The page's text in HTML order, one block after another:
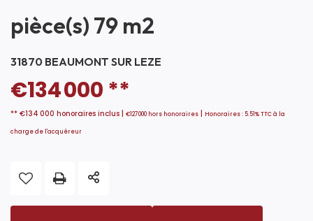
pièce(s) 79 m2
31870 BEAUMONT SUR LEZE
€134 000 **
** €134 000 honoraires inclus | €127 000 hors honoraires | Honoraires : 5.51% TTC à la
charge de l'acquéreur